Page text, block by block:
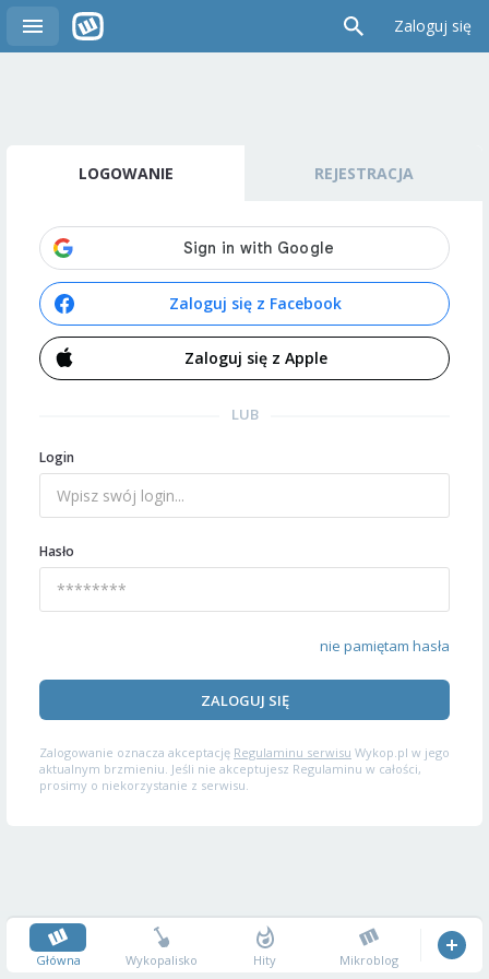
Zaloguj się
LOGOWANIE REJESTRACJA
Zaloguj się z Facebook
Zaloguj się z Apple
LUB
Login
Hasło
nie pamiętam hasła
ZALOGUJ SIĘ
Zalogowanie oznacza akceptację Regulaminu serwisu Wykop.pl w jego
aktualnym brzmieniu. Jeśli nie akceptujesz Regulaminu w całości,
prosimy o niekorzystanie z serwisu.
Główna Wykopalisko Hity Mikroblog